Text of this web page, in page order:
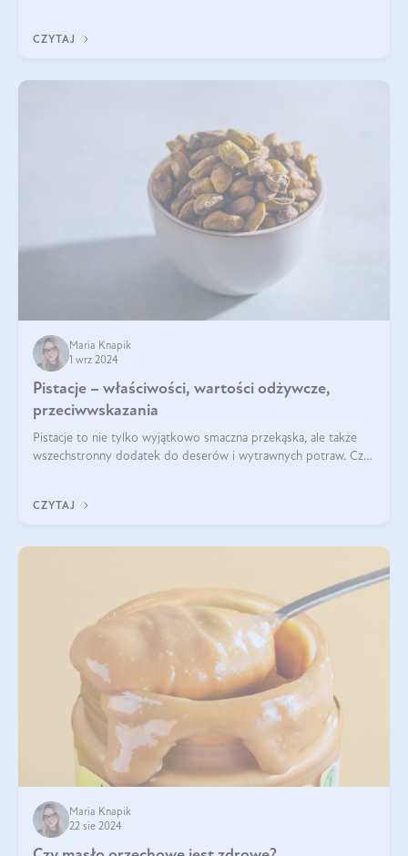
CZYTAJ
Maria Knapik
1 wrz 2024
Pistacje – właściwości, wartości odżywcze,
przeciwwskazania
Pistacje to nie tylko wyjątkowo smaczna przekąska, ale także
wszechstronny dodatek do deserów i wytrawnych potraw. Czy
CZYTAJ
Maria Knapik
22 sie 2024